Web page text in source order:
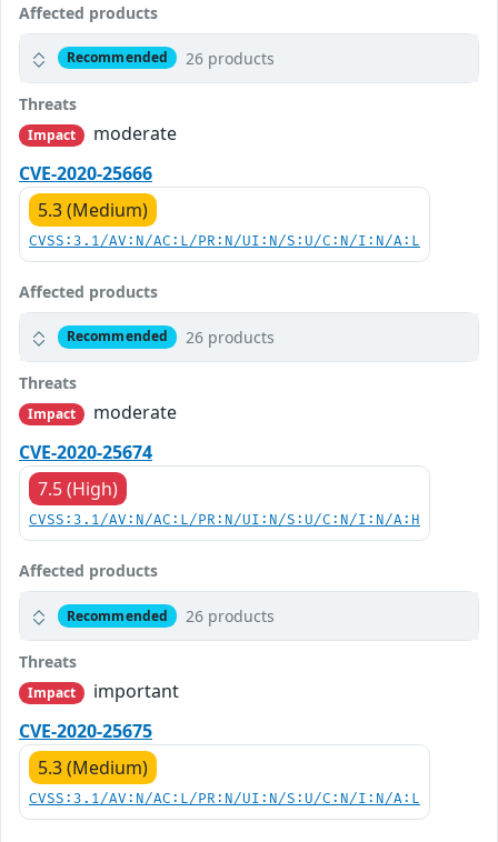
Affected products
Recommended 26 products
Threats
Impact
moderate
CVE-2020-25666
5.3 (Medium)
CVSS:3.1/AV:N/AC:L/PR:N/UI:N/S:U/C:N/I:N/A:L
Affected products
Recommended 26 products
Threats
Impact
moderate
CVE-2020-25674
7.5 (High)
CVSS:3.1/AV:N/AC:L/PR:N/UI:N/S:U/C:N/I:N/A:H
Affected products
Recommended 26 products
Threats
Impact
important
CVE-2020-25675
5.3 (Medium)
CVSS:3.1/AV:N/AC:L/PR:N/UI:N/S:U/C:N/I:N/A:L